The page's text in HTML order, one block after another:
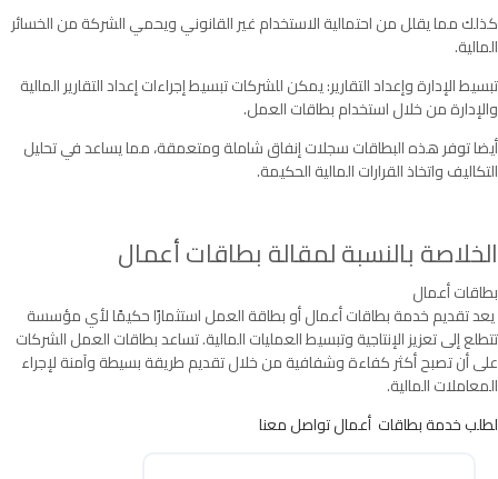
كذلك مما يقلل من احتمالية الاستخدام غير القانوني ويحمي الشركة من الخسائر
المالية.
تبسيط الإدارة وإعداد التقارير: يمكن للشركات تبسيط إجراءات إعداد التقارير المالية
والإدارة من خلال استخدام بطاقات العمل.
أيضا توفر هذه البطاقات سجلات إنفاق شاملة ومتعمقة، مما يساعد في تحليل
التكاليف واتخاذ القرارات المالية الحكيمة.
الخلاصة بالنسبة لمقالة بطاقات أعمال
بطاقات أعمال
يعد تقديم خدمة بطاقات أعمال أو بطاقة العمل استثمارًا حكيمًا لأي مؤسسة
تتطلع إلى تعزيز الإنتاجية وتبسيط العمليات المالية. تساعد بطاقات العمل الشركات
على أن تصبح أكثر كفاءة وشفافية من خلال تقديم طريقة بسيطة وآمنة لإجراء
المعاملات المالية.
لطلب خدمة بطاقات أعمال تواصل معنا